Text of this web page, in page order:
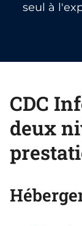
seul à
CDC
deux